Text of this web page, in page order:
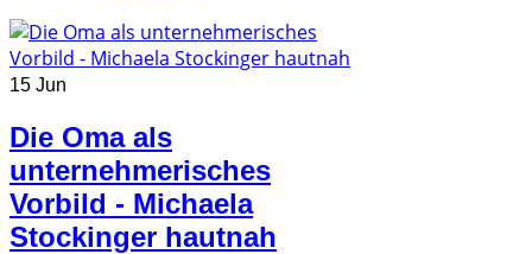
15 Jun
Die Oma als
unternehmerisches
Vorbild - Michaela
Stockinger hautnah